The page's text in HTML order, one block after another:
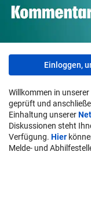
Einloggen,
Willkommen in
geprüft und
Einhaltung unserer
Diskussionen steht
Verfügung. Hier
Melde- und